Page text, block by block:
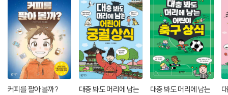
커피를 팔아 볼까?
대충 봐도 머리에 남는
대충 봐도 머리에 남는